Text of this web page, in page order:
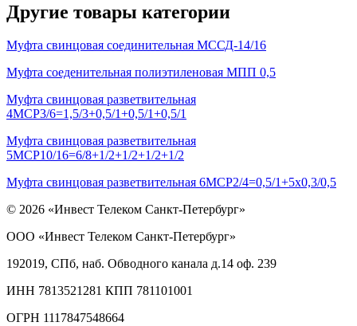
Другие товары категории
Муфта свинцовая соединительная МССД-14/16
Муфта соеденительная полиэтиленовая МПП 0,5
Муфта свинцовая разветвительная
4МСР3/6=1,5/3+0,5/1+0,5/1+0,5/1
Муфта свинцовая разветвительная
5МСР10/16=6/8+1/2+1/2+1/2+1/2
Муфта свинцовая разветвительная 6МСР2/4=0,5/1+5х0,3/0,5
© 2026 «Инвест Телеком Санкт-Петербург»
ООО «Инвест Телеком Санкт-Петербург»
192019, СПб, наб. Обводного канала д.14 оф. 239
ИНН 7813521281 КПП 781101001
ОГРН 1117847548664